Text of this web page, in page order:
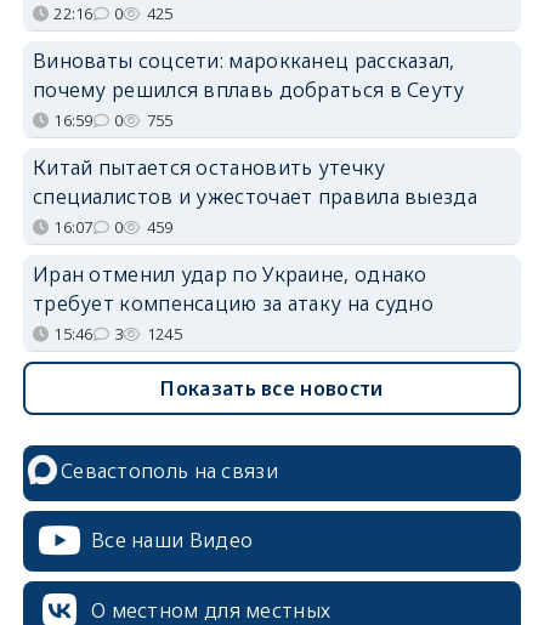
22:16 0 425
Виноваты соцсети: марокканец рассказал,
почему решился вплавь добраться в Сеуту
16:59 0 755
Китай пытается остановить утечку
специалистов и ужесточает правила выезда
16:07 0 459
Иран отменил удар по Украине, однако
требует компенсацию за атаку на судно
15:46 3 1245
Показать все новости
Севастополь на связи
Все наши Видео
О местном для местных